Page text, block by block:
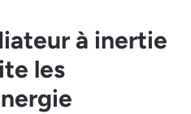
à inertie
les